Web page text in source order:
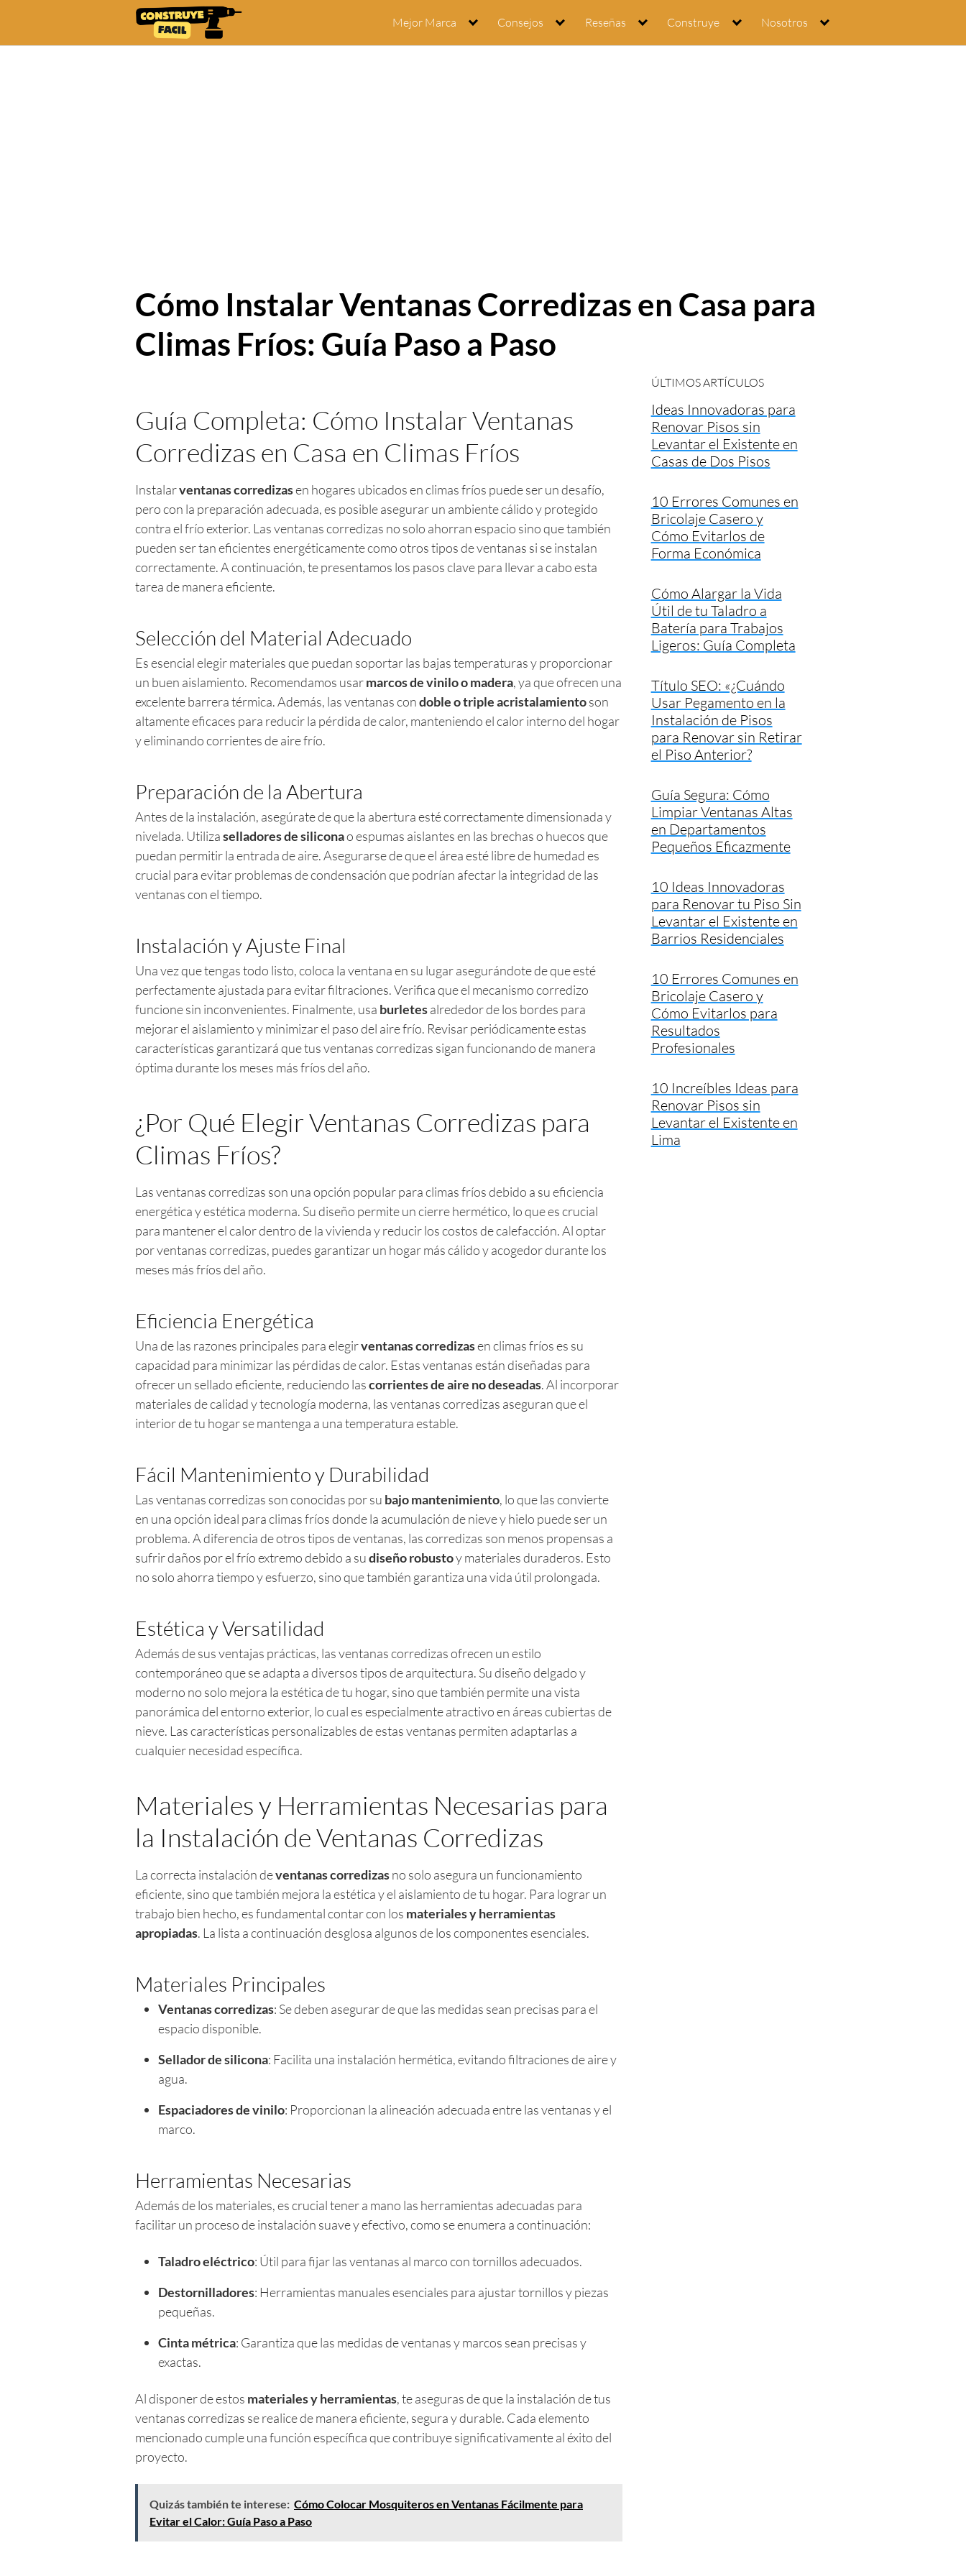
content
Mejor Marca Consejos Reseñas Construye Nosotros
Cómo Instalar Ventanas Corredizas en Casa para
Climas Fríos: Guía Paso a Paso
Guía Completa: Cómo Instalar Ventanas
Corredizas en Casa en Climas Fríos
Instalarventanas corredizasen hogares ubicados en climas fríos puede ser un desafío,
pero con la preparación adecuada, es posible asegurar un ambiente cálido y protegido
contra el frío exterior. Las ventanas corredizas no solo ahorran espacio sino que también
pueden ser tan eficientes energéticamente como otros tipos de ventanas si se instalan
correctamente. A continuación, te presentamos los pasos clave para llevar a cabo esta
tarea de manera eficiente.
Selección del Material Adecuado
Es esencial elegir materiales que puedan soportar las bajas temperaturas y proporcionar
un buen aislamiento. Recomendamos usarmarcos de vinilo o madera, ya que ofrecen una
excelente barrera térmica. Además, las ventanas condoble o triple acristalamientoson
altamente eficaces para reducir la pérdida de calor, manteniendo el calor interno del hogar
y eliminando corrientes de aire frío.
Preparación de la Abertura
Antes de la instalación, asegúrate de que la abertura esté correctamente dimensionada y
nivelada. Utilizaselladores de siliconao espumas aislantes en las brechas o huecos que
puedan permitir la entrada de aire. Asegurarse de que el área esté libre de humedad es
crucial para evitar problemas de condensación que podrían afectar la integridad de las
ventanas con el tiempo.
Instalación y Ajuste Final
Una vez que tengas todo listo, coloca la ventana en su lugar asegurándote de que esté
perfectamente ajustada para evitar filtraciones. Verifica que el mecanismo corredizo
funcione sin inconvenientes. Finalmente, usa burletesalrededor de los bordes para
mejorar el aislamiento y minimizar el paso del aire frío. Revisar periódicamente estas
características garantizará que tus ventanas corredizas sigan funcionando de manera
óptima durante los meses más fríos del año.
¿Por Qué Elegir Ventanas Corredizas para
Climas Fríos?
Las ventanas corredizas son una opción popular para climas fríos debido a su eficiencia
energética y estética moderna. Su diseño permite un cierre hermético, lo que es crucial
para mantener el calor dentro de la vivienda y reducir los costos de calefacción. Al optar
por ventanas corredizas, puedes garantizar un hogar más cálido y acogedor durante los
meses más fríos del año.
Eficiencia Energética
Una de las razones principales para elegirventanas corredizasen climas fríos es su
capacidad para minimizar las pérdidas de calor. Estas ventanas están diseñadas para
ofrecer un sellado eficiente, reduciendo lascorrientes de aire no deseadas. Al incorporar
materiales de calidad y tecnología moderna, las ventanas corredizas aseguran que el
interior de tu hogar se mantenga a una temperatura estable.
Fácil Mantenimiento y Durabilidad
Las ventanas corredizas son conocidas por su bajo mantenimiento, lo que las convierte
en una opción ideal para climas fríos donde la acumulación de nieve y hielo puede ser un
problema. A diferencia de otros tipos de ventanas, las corredizas son menos propensas a
sufrir daños por el frío extremo debido a sudiseño robustoy materiales duraderos. Esto
no solo ahorra tiempo y esfuerzo, sino que también garantiza una vida útil prolongada.
Estética y Versatilidad
Además de sus ventajas prácticas, las ventanas corredizas ofrecen un estilo
contemporáneo que se adapta a diversos tipos de arquitectura. Su diseño delgado y
moderno no solo mejora la estética de tu hogar, sino que también permite una vista
panorámica del entorno exterior, lo cual es especialmente atractivo en áreas cubiertas de
nieve. Las características personalizables de estas ventanas permiten adaptarlas a
cualquier necesidad específica.
Materiales y Herramientas Necesarias para
la Instalación de Ventanas Corredizas
La correcta instalación deventanas corredizasno solo asegura un funcionamiento
eficiente, sino que también mejora la estética y el aislamiento de tu hogar. Para lograr un
trabajo bien hecho, es fundamental contar con los materiales y herramientas
apropiadas. La lista a continuación desglosa algunos de los componentes esenciales.
Materiales Principales
Ventanas corredizas: Se deben asegurar de que las medidas sean precisas para el
espacio disponible.
Sellador de silicona: Facilita una instalación hermética, evitando filtraciones de aire y
agua.
Espaciadores de vinilo: Proporcionan la alineación adecuada entre las ventanas y el
marco.
Herramientas Necesarias
Además de los materiales, es crucial tener a mano las herramientas adecuadas para
facilitar un proceso de instalación suave y efectivo, como se enumera a continuación:
Taladro eléctrico: Útil para fijar las ventanas al marco con tornillos adecuados.
Destornilladores: Herramientas manuales esenciales para ajustar tornillos y piezas
pequeñas.
Cinta métrica: Garantiza que las medidas de ventanas y marcos sean precisas y
exactas.
Al disponer de estos materiales y herramientas, te aseguras de que la instalación de tus
ventanas corredizas se realice de manera eficiente, segura y durable. Cada elemento
mencionado cumple una función específica que contribuye significativamente al éxito del
proyecto.
Quizás también te interese: Cómo Colocar Mosquiteros en Ventanas Fácilmente para
Evitar el Calor: Guía Paso a Paso
ÚLTIMOS ARTÍCULOS
Ideas Innovadoras para
Renovar Pisos sin
Levantar el Existente en
Casas de Dos Pisos
10 Errores Comunes en
Bricolaje Casero y
Cómo Evitarlos de
Forma Económica
Cómo Alargar la Vida
Útil de tu Taladro a
Batería para Trabajos
Ligeros: Guía Completa
Título SEO: «¿Cuándo
Usar Pegamento en la
Instalación de Pisos
para Renovar sin Retirar
el Piso Anterior?
Guía Segura: Cómo
Limpiar Ventanas Altas
en Departamentos
Pequeños Eficazmente
10 Ideas Innovadoras
para Renovar tu Piso Sin
Levantar el Existente en
Barrios Residenciales
10 Errores Comunes en
Bricolaje Casero y
Cómo Evitarlos para
Resultados
Profesionales
10 Increíbles Ideas para
Renovar Pisos sin
Levantar el Existente en
Lima